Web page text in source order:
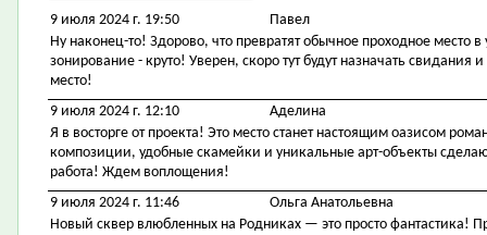
9 июля 2024 г. 19:50
Павел
Ну наконец-то! Здорово, что превратят обычное проходное
зонирование - круто! Уверен, скоро тут будут назначать
место!
9 июля 2024 г. 12:10
Аделина
Я в восторге от проекта! Это место станет настоящим оазисом
композиции, удобные скамейки и уникальные арт-объекты
работа! Ждем воплощения!
9 июля 2024 г. 11:46
Ольга Анатольевна
Новый сквер влюбленных на Родниках — это просто фантастика!